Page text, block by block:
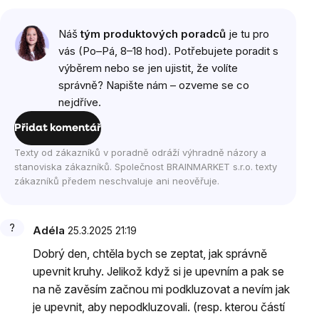
diskuzí
Náštým produktových poradců je tu pro
vás (Po–Pá, 8–18 hod). Potřebujete poradit s
výběrem nebo se jen ujistit, že volíte
správně? Napište nám – ozveme se co
nejdříve.
Přidat komentář
Texty od zákazníků v poradně odráží výhradně názory a
stanoviska zákazníků. Společnost BRAINMARKET s.r.o. texty
zákazníků předem neschvaluje ani neověřuje.
Adéla 25.3.2025 21:19
Dobrý den, chtěla bych se zeptat, jak správně
upevnit kruhy. Jelikož když si je upevním a pak se
na ně zavěsím začnou mi podkluzovat a nevím jak
je upevnit, aby nepodkluzovali. (resp. kterou částí